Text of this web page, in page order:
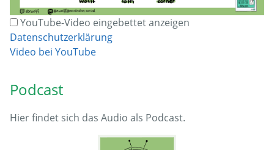
YouTube-Video eingebettet anzeigen
Datenschutzerklärung
Video bei YouTube
Podcast
Hier findet sich das Audio als Podcast.